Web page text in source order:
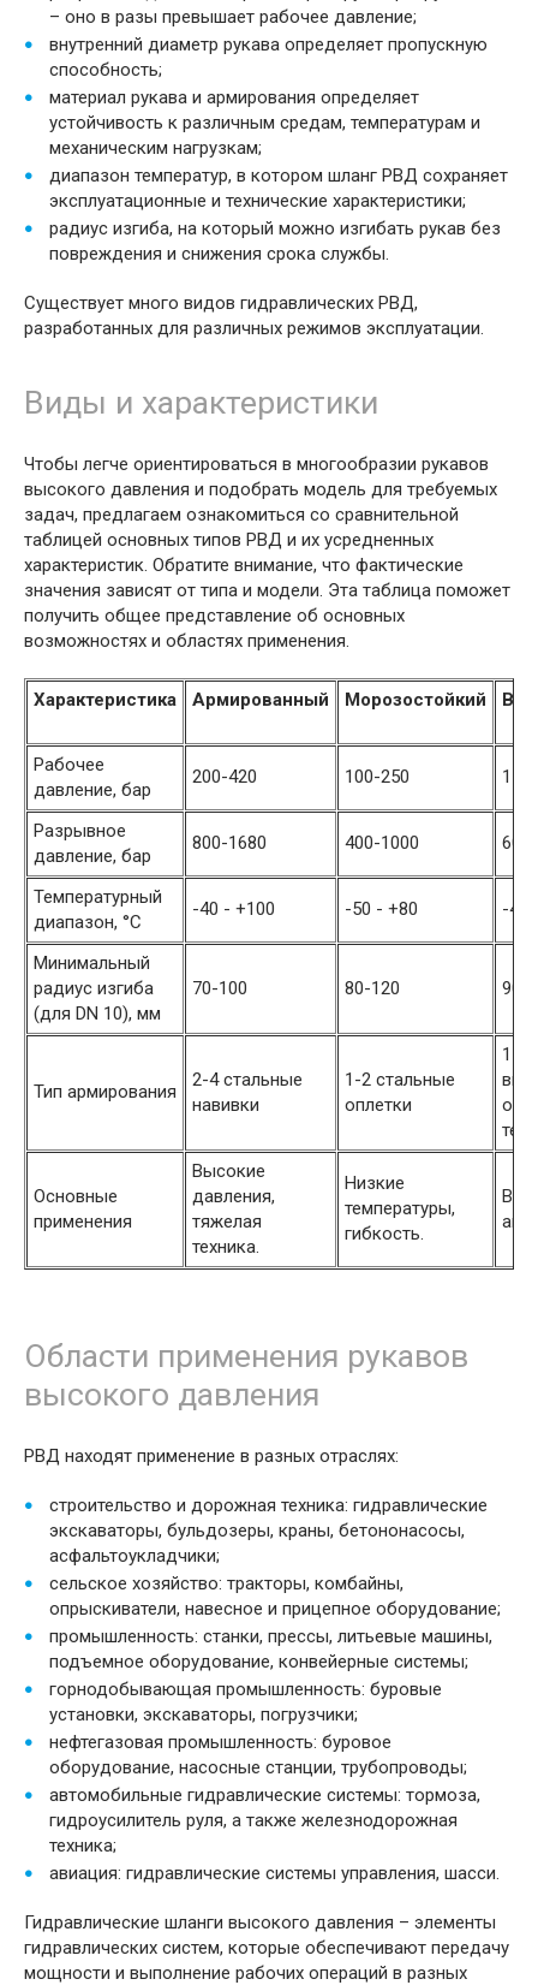
– оно в разы превышает рабочее давление;
внутренний диаметр рукава определяет пропускную
способность;
материал рукава и армирования определяет
устойчивость к различным средам, температурам и
механическим нагрузкам;
диапазон температур, в котором шланг РВД сохраняет
эксплуатационные и технические характеристики;
радиус изгиба, на который можно изгибать рукав без
повреждения и снижения срока службы.
Существует много видов гидравлических РВД,
разработанных для различных режимов эксплуатации.
Виды и характеристики
Чтобы легче ориентироваться в многообразии рукавов
высокого давления и подобрать модель для требуемых
задач, предлагаем ознакомиться со сравнительной
таблицей основных типов РВД и их усредненных
характеристик. Обратите внимание, что фактические
значения зависят от типа и модели. Эта таблица поможет
получить общее представление об основных
возможностях и областях применения.
Характеристика Армированный Морозостойкий
Рабочее
давление, бар
200-420 100-250
Разрывное
давление, бар
800-1680 400-1000
Температурный
диапазон, °C
-40 - +100 -50 - +80 -40
Минимальный
радиус изгиба
(для DN 10), мм
70-100 80-120 90-
Тип армирования
2-4 стальные
навивки
1-2 стальные
оплетки
1-2
Основные
применения
Высокие
давления,
тяжелая
техника.
Низкие
температуры,
гибкость.
Области применения рукавов
высокого давления
РВД находят применение в разных отраслях:
строительство и дорожная техника: гидравлические
экскаваторы, бульдозеры, краны, бетононасосы,
асфальтоукладчики;
сельское хозяйство: тракторы, комбайны,
опрыскиватели, навесное и прицепное оборудование;
промышленность: станки, прессы, литьевые машины,
подъемное оборудование, конвейерные системы;
горнодобывающая промышленность: буровые
установки, экскаваторы, погрузчики;
нефтегазовая промышленность: буровое
оборудование, насосные станции, трубопроводы;
автомобильные гидравлические системы: тормоза,
гидроусилитель руля, а также железнодорожная
техника;
авиация: гидравлические системы управления, шасси.
Гидравлические шланги высокого давления – элементы
гидравлических систем, которые обеспечивают передачу
мощности и выполнение рабочих операций в разных